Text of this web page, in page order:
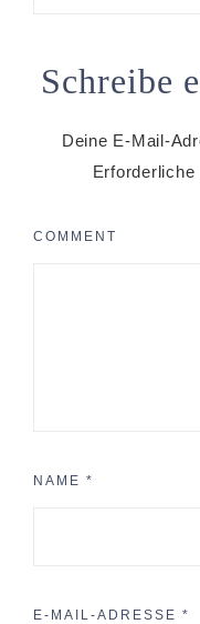
Schreibe
Deine E-Mail-
COMMENT
NAME *
E-MAIL-ADRESSE *